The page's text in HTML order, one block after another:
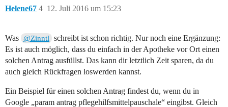
Helene67 12. Juli 2016 um 15:23
4
Was @Zinntl
schreibt ist schon richtig. Nur noch eine Ergänzung:
Es ist auch möglich, dass du einfach in der Apotheke vor Ort einen
solchen Antrag ausfüllst. Das kann dir letztlich Zeit sparen, da du
auch gleich Rückfragen loswerden kannst.
Ein Beispiel für einen solchen Antrag findest du, wenn du in
Google „param antrag pflegehilfsmittelpauschale“ eingibst. Gleich